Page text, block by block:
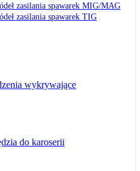
zasilania spawarek MIG/MAG
zasilania spawarek TIG
wykrywające
do karoserii